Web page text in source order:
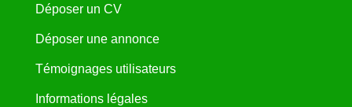
Déposer un CV
Déposer une annonce
Témoignages utilisateurs
Informations légales